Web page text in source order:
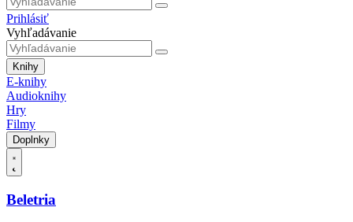
Prihlásiť
Vyhľadávanie
Knihy
E-knihy
Audioknihy
Hry
Filmy
Doplnky
Beletria